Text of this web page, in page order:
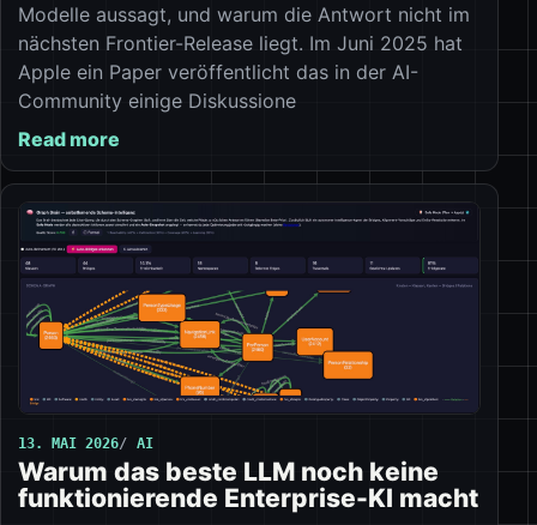
Modelle aussagt, und warum die Antwort nicht im
nächsten Frontier-Release liegt. Im Juni 2025 hat
Apple ein Paper veröffentlicht das in der AI-
Community einige Diskussione
Read more
13. MAI 2026 AI
Warum das beste LLM noch keine
funktionierende Enterprise-KI macht